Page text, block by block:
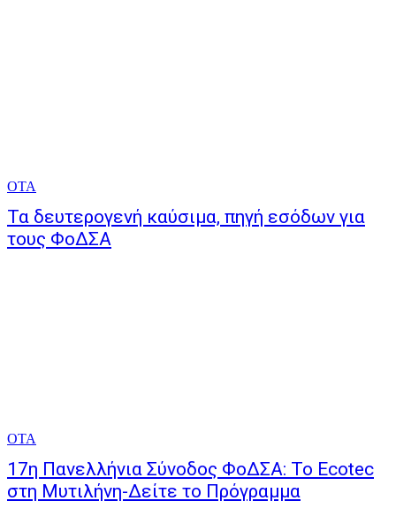
ΟΤΑ
Τα δευτερογενή καύσιμα, πηγή εσόδων για
τους ΦοΔΣΑ
ΟΤΑ
17η Πανελλήνια Σύνοδος ΦοΔΣΑ: Το Ecotec
στη Μυτιλήνη-Δείτε το Πρόγραμμα